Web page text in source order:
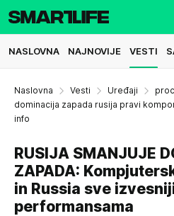
NASLOVNA NAJNOVIJE VESTI
Naslovna Vesti Uređaji
dominacija zapada rusija pravi
info
RUSIJA SMANJUJE
ZAPADA:
in Russia sve
performansama